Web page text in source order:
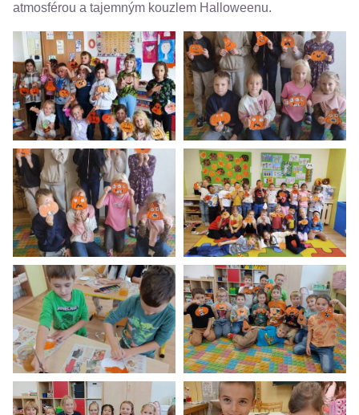
atmosférou a tajemným kouzlem Halloweenu.